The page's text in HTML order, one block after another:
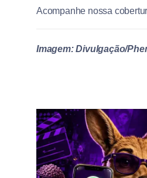
Acompanhe nossa
Imagem: Divulgação/